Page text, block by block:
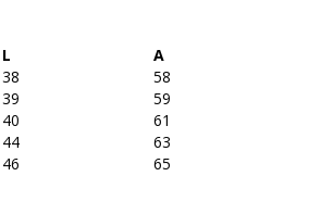
L
A
38
58
39
59
40
61
44
63
46 65